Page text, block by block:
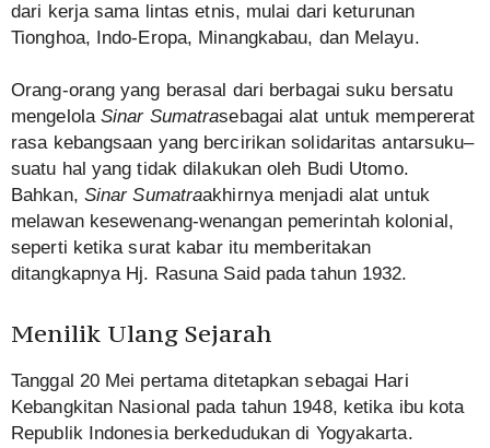
dari kerja sama lintas etnis, mulai dari keturunan
Tionghoa, Indo-Eropa, Minangkabau, dan Melayu.
Orang-orang yang berasal dari berbagai suku bersatu
mengelola Sinar Sumatrasebagai alat untuk mempererat
rasa kebangsaan yang bercirikan solidaritas antarsuku–
suatu hal yang tidak dilakukan oleh Budi Utomo.
Bahkan, Sinar Sumatraakhirnya menjadi alat untuk
melawan kesewenang-wenangan pemerintah kolonial,
seperti ketika surat kabar itu memberitakan
ditangkapnya Hj. Rasuna Said pada tahun 1932.
Menilik Ulang Sejarah
Tanggal 20 Mei pertama ditetapkan sebagai Hari
Kebangkitan Nasional pada tahun 1948, ketika ibu kota
Republik Indonesia berkedudukan di Yogyakarta.